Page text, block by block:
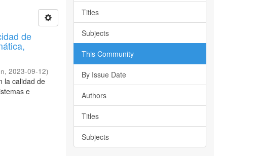
de
,2023-09-12)
la calidad de
e
Titles
Subjects
This Community
By Issue Date
Authors
Titles
Subjects